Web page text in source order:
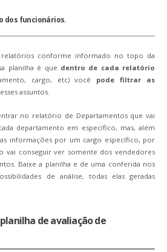
dos funcionários.
relatórios conforme informado no topo da
planilha é que dentro de cada relatório
cargo, etc) você pode filtrar as
assuntos.
no relatório de Departamentos que vai
departamento em específico, mas, além
informações por um cargo específico, por
vai conseguir ver somente dos vendedores
Baixe a planilha e de uma conferida nos
de análise, todas elas geradas
de avaliação de